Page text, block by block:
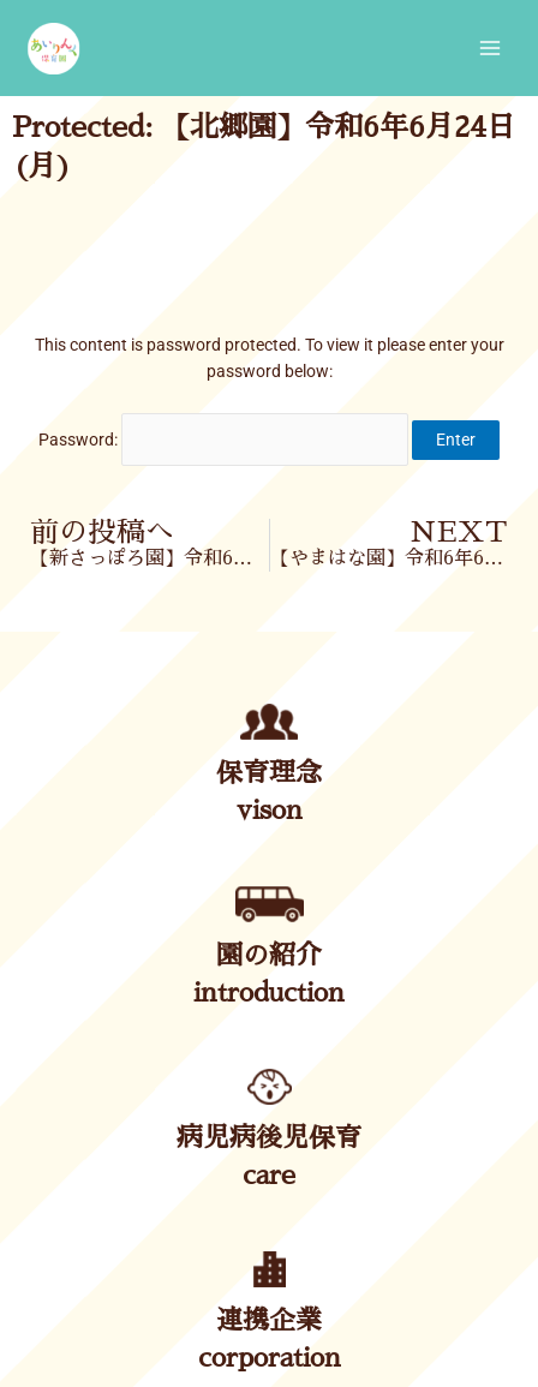
content
Protected: 【北郷園】令和6年6月24日
(月)
This content is password protected. To view it please enter your
password below:
Password:
Prev
前の投稿へ
【新さっぽろ園】令和6年6月24日(月)
NEXT
【やまはな園】令和6年6月24日(月)
保育理念
vison
園の紹介
introduction
病児病後児保育
care
連携企業
corporation